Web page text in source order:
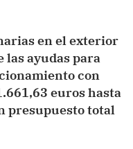
en el exterior
las ayudas para
con
euros hasta
presupuesto total